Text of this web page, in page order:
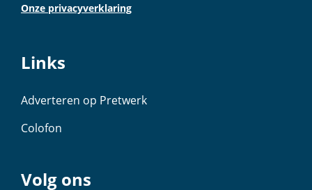
Onze privacyverklaring
Links
Adverteren op Pretwerk
Colofon
Volg ons